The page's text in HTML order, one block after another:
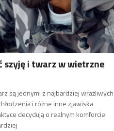
szyję i twarz w wietrzne
są jednymi z najbardziej wrażliwych
i różne inne zjawiska
decydują o realnym komforcie